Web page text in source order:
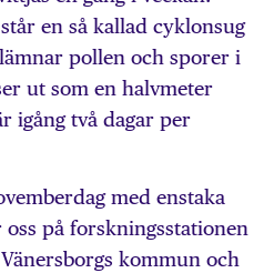
en så kallad cyklonsug
pollen och sporer i
ut som en halvmeter
igång två dagar per
med enstaka
på forskningsstationen
kommun och